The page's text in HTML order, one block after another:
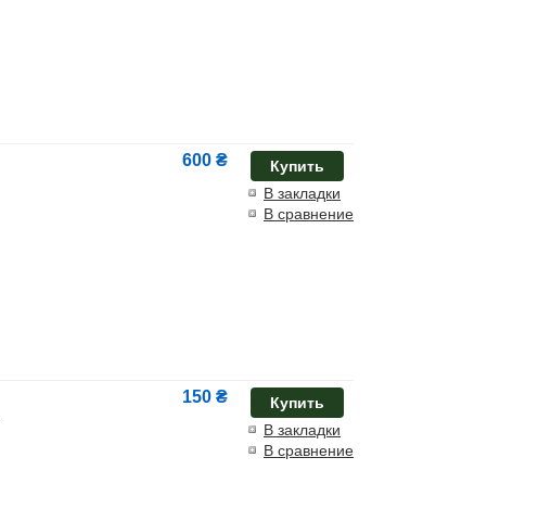
Купить
В закладки
В сравнение
600 ₴
Купить
В закладки
В сравнение
150 ₴